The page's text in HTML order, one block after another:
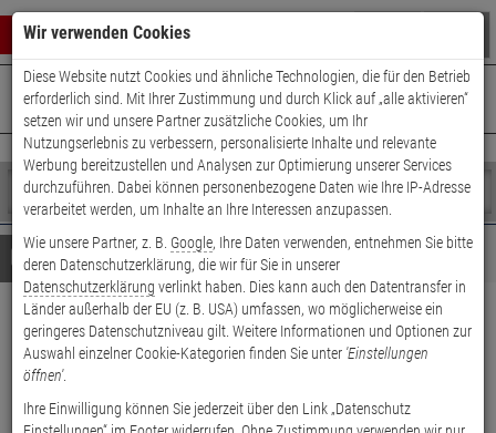
0 ARTIKEL IM WARENKORB
Ihr Warenkorb ist momentan leer.
Ergebnisse ()
Shop
durchsuchen
Bitte
geben
Sie
mindestens
Zeichen
ein,
um
Suche
Es
wurde
noch
Kategorien
Suche
gestartet
+49 (0)821 899 493-0Mo. - Do.: 8:00 - 16:30 | Fr.: 8:00 - 14:00 Uhr
Kontaktservice nutzen
Details Beratung
ABUS Bravus.1000 MX
Nachzylinder Sicherungskarte
Wir verwenden Cookies
Diese Website nutzt Cookies und ähnliche Technologien, die für den Betrieb
erforderlich sind. Mit Ihrer Zustimmung und durch Klick auf „alle aktivieren“
setzen wir und unsere Partner zusätzliche Cookies, um Ihr
Nutzungserlebnis zu verbessern, personalisierte Inhalte und relevante
Werbung bereitzustellen und Analysen zur Optimierung unserer Services
durchzuführen. Dabei können personenbezogene Daten wie Ihre IP-Adresse
verarbeitet werden, um Inhalte an Ihre Interessen anzupassen.
Wie unsere Partner, z. B. Google, Ihre Daten verwenden, entnehmen Sie bitte
deren Datenschutzerklärung, die wir für Sie in unserer
Datenschutzerklärung verlinkt haben. Dies kann auch den Datentransfer in
Länder außerhalb der EU (z. B. USA) umfassen, wo möglicherweise ein
geringeres Datenschutzniveau gilt. Weitere Informationen und Optionen zur
Auswahl einzelner Cookie-Kategorien finden Sie unter 'Einstellungen
öffnen'.
Ihre Einwilligung können Sie jederzeit über den Link „Datenschutz